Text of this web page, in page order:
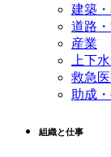
建築
道路・
産業
上下
救急
助成
組織と仕事